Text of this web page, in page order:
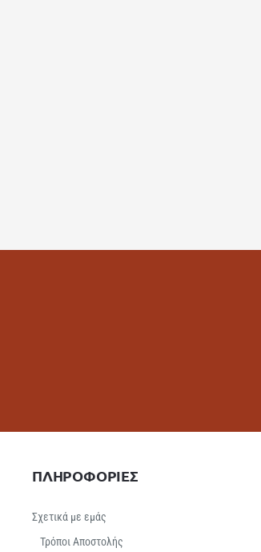
ΠΛΗΡΟΦΟΡΙΕΣ
Σχετικά με εμάς
Τρόποι Αποστολής